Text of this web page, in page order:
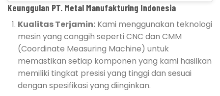
Keunggulan PT. Metal Manufakturing Indonesia
Kualitas Terjamin:Kami menggunakan teknologi
mesin yang canggih seperti CNC dan CMM
(Coordinate Measuring Machine) untuk
memastikan setiap komponen yang kami hasilkan
memiliki tingkat presisi yang tinggi dan sesuai
dengan spesifikasi yang diinginkan.